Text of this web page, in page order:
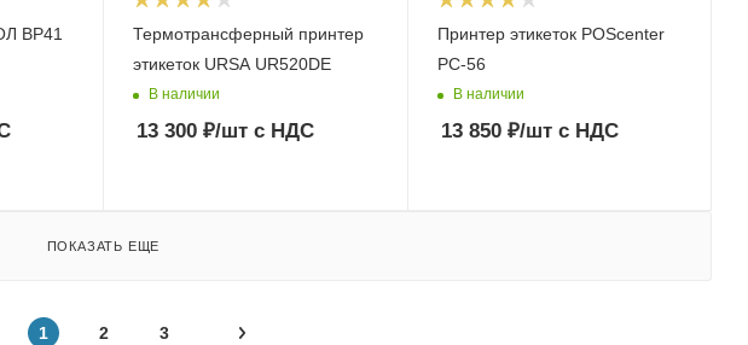
BP41
Термотрансферный принтер
этикеток URSA UR520DE
В наличии
13 300 ₽/шт с НДС
Принтер этикеток POScenter
PC-56
В наличии
13 850₽/штс НДС
ПОКАЗАТЬ ЕЩЕ
1 2 3